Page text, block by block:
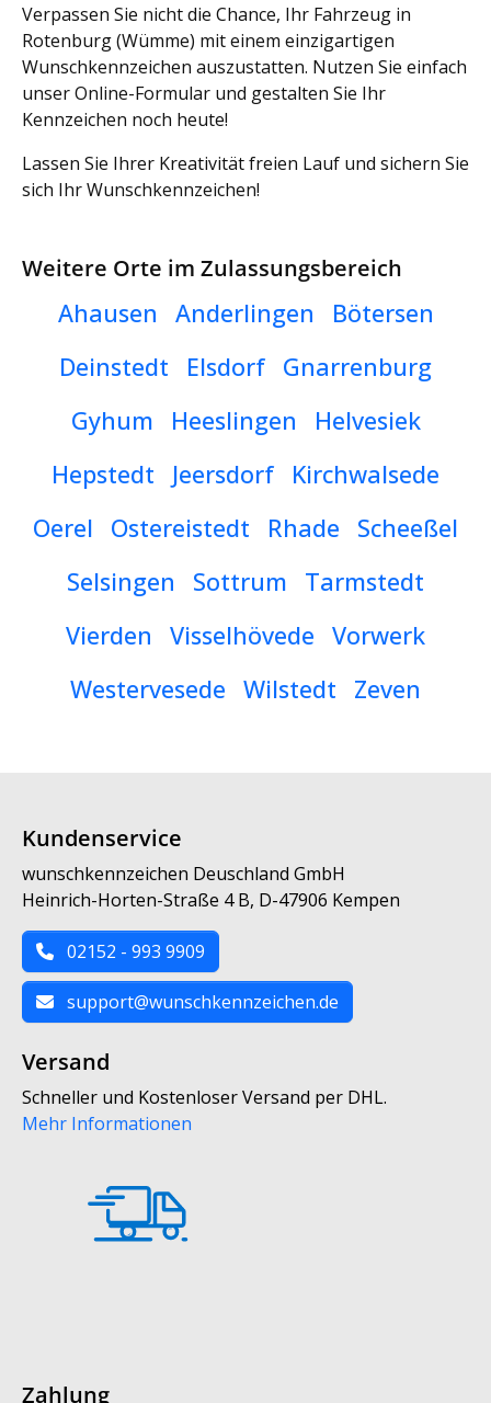
Verpassen Sie nicht die Chance, Ihr Fahrzeug in
Rotenburg (Wümme) mit einem einzigartigen
Wunschkennzeichen auszustatten. Nutzen Sie einfach
unser Online-Formular und gestalten Sie Ihr
Kennzeichen noch heute!
Lassen Sie Ihrer Kreativität freien Lauf und sichern Sie
sich Ihr Wunschkennzeichen!
Weitere Orte im Zulassungsbereich
Ahausen Anderlingen
Bötersen
Deinstedt
Elsdorf Gnarrenburg
Gyhum
Heeslingen
Helvesiek
Hepstedt
Jeersdorf
Kirchwalsede
Oerel
Ostereistedt Rhade
Scheeßel
Selsingen
Sottrum
Tarmstedt
Vierden
Visselhövede Vorwerk
Westervesede Wilstedt Zeven
Kundenservice
wunschkennzeichen Deuschland GmbH
Heinrich-Horten-Straße 4 B, D-47906 Kempen
02152 - 993 9909
support@wunschkennzeichen.de
Versand
Schneller und Kostenloser Versand per DHL.
Mehr Informationen
Zahlung